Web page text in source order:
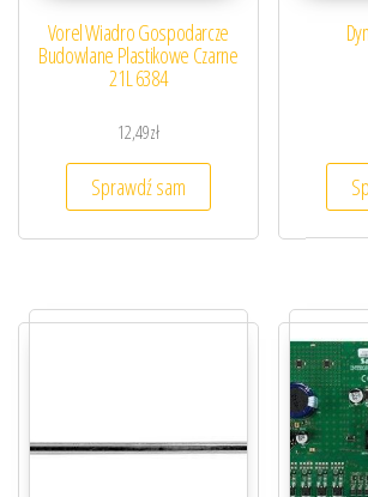
Vorel Wiadro Gospodarcze
Budowlane Plastikowe Czarne
21L 6384
12,49zł
Sprawdź sam